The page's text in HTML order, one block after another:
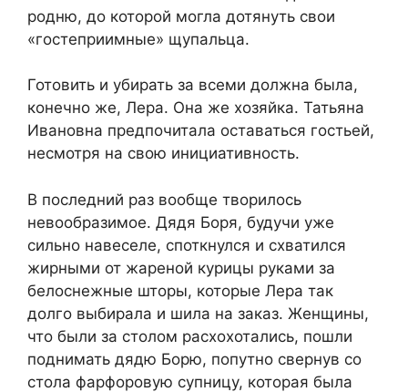
родню, до которой могла дотянуть свои
«гостеприимные» щупальца.
Готовить и убирать за всеми должна была,
конечно же, Лера. Она же хозяйка. Татьяна
Ивановна предпочитала оставаться гостьей,
несмотря на свою инициативность.
В последний раз вообще творилось
невообразимое. Дядя Боря, будучи уже
сильно навеселе, споткнулся и схватился
жирными от жареной курицы руками за
белоснежные шторы, которые Лера так
долго выбирала и шила на заказ. Женщины,
что были за столом расхохотались, пошли
поднимать дядю Борю, попутно свернув со
стола фарфоровую супницу, которая была